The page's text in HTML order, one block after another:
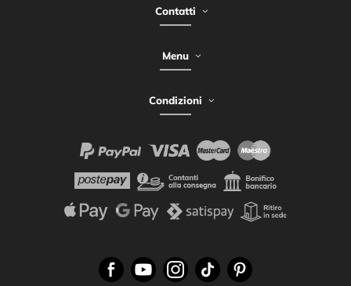
Contatti
Menu
Condizioni